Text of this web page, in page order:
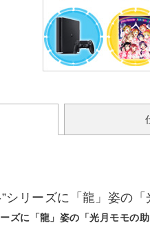
シリーズに「龍」姿の「
ズに「龍」姿の「光月モモの助